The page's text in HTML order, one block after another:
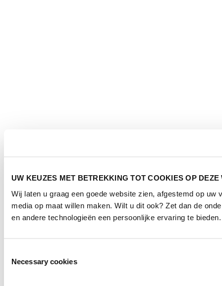
UW KEUZES MET BETREKKING TOT COOKIES OP DEZE
Wij laten u graag een goede website zien, afgestemd op
media op maat willen maken. Wilt u dit ook? Zet dan de
en andere technologieën een persoonlijke ervaring te bieden.
Necessary cookies